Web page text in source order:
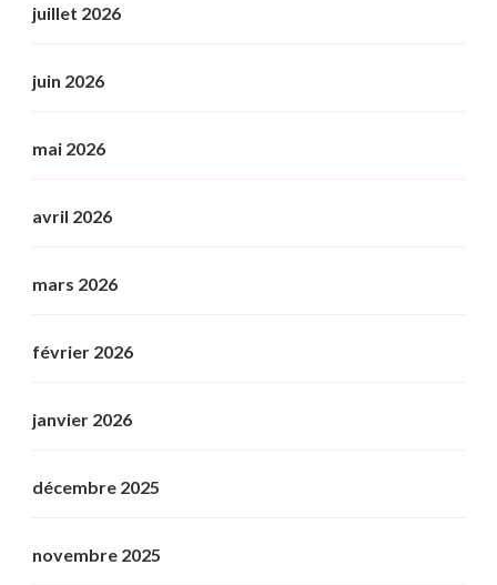
juillet 2026
juin 2026
mai 2026
avril 2026
mars 2026
février 2026
janvier 2026
décembre 2025
novembre 2025